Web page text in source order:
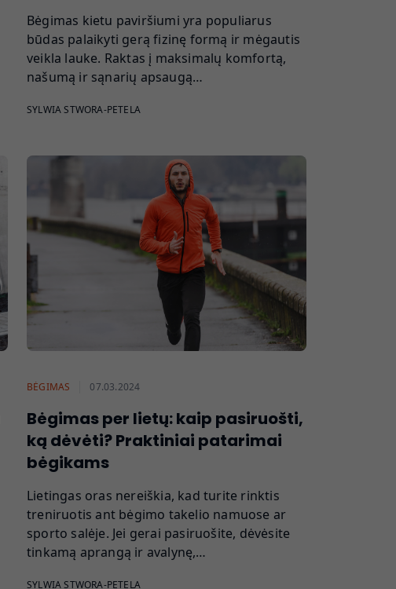
Bėgimas kietu paviršiumi yra populiarus
būdas palaikyti gerą fizinę formą ir mėgautis
veikla lauke. Raktas į maksimalų komfortą,
našumą ir sąnarių apsaugą…
SYLWIA STWORA-PETELA
BĖGIMAS 07.03.2024
Bėgimas per lietų: kaip pasiruošti,
ką dėvėti? Praktiniai patarimai
bėgikams
Lietingas oras nereiškia, kad turite rinktis
treniruotis ant bėgimo takelio namuose ar
sporto salėje. Jei gerai pasiruošite, dėvėsite
tinkamą aprangą ir avalynę,…
SYLWIA STWORA-PETELA